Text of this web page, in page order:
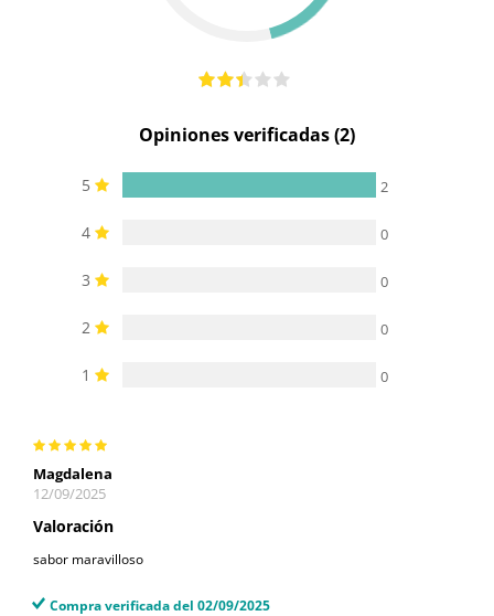
Opiniones verificadas (2)
5 2
4 0
3 0
2 0
1 0
Magdalena
12/09/2025
Valoración
sabor maravilloso
Compra verificada del 02/09/2025